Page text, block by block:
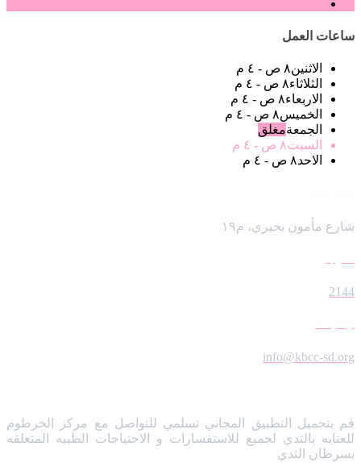
ساعات العمل
الاثنين٨ ص - ٤ م
الثلاثاء٨ ص - ٤ م
الاربعاء٨ ص - ٤ م
الخميس ٨ ص - ٤ م
الجمعةمغلق
السبت٨ ص - ٤ م
الاحد٨ ص - ٤ م
شارع مأمون بحيري، م١٩
2144
info@kbcc-sd.org
قم بتحميل التطبيق المجاني تسلمي للتواصل مع مركز الخرطوم
للعنايه بالثدي لجميع للاستفسارات و الاحتياجات الطبيه المتعلقه
بسرطان الثدي